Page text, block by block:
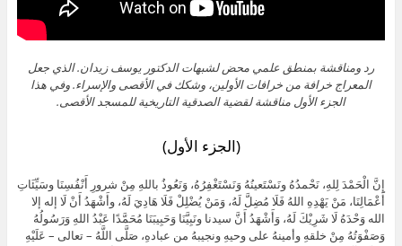
رد ومناقشة بمنطق علمي محض لشبهات الدكتور يوسف زيدان. الذي جعل
المعراج خرافة من خرافات الأولين، وشكك في الأقصى والإسراء. وفي هذا
الجزء الأول مناقشة لقضية الصدقية التاريخية للمسجد الأقصى.
(الجزء الأول)
إِنَّ الْحَمْدَ لِلهِ، نَحْمدُهُ ونَسْتَعينُهُ وَنَسْتَغْفِرُهُ، وَنَعُوذُ باللهِ مِنْ شرورِ أَنْفُسِنَا وسَيِّئَاتِ
أَعْمَالِنَا، مَنْ يَهْدِهِ اللهُ فَلَا مُضِلَّ لَهُ، وَمَنْ يُضْلِلْ فَلَا هَادِيَ لَهُ، وأَشْهَدُ أَنْ لَا إله إلا
الله وَحْدَهُ لَا شَرِيْكَ لَهُ، وَأَشْهَدُ أَنَّ سيدنا ونَبِيَّنَا وَحَبِيبَنَا مُحَمَّدًا عَبْدُ اللهِ وَرَسُولُهُ
وَصَفْوَتُهُ مِنْ خلقهِ وأمينهُ على وحيهِ ونجيبهُ من عبادهِ، صَلَّى اللَّهُ – تعالى – عَلَيْهِ